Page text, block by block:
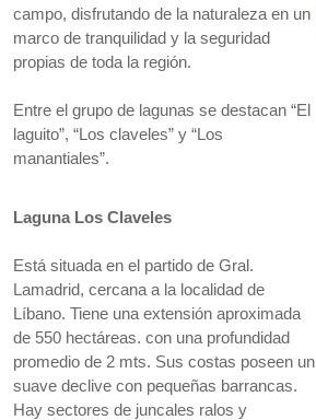
campo, disfrutando de la naturaleza en un
marco de tranquilidad y la seguridad
propias de toda la región.
Entre el grupo de lagunas se destacan “El
laguito”, “Los claveles” y “Los
manantiales”.
Laguna Los Claveles
Está situada en el partido de Gral.
Lamadrid, cercana a la localidad de
Líbano. Tiene una extensión aproximada
de 550 hectáreas. con una profundidad
promedio de 2 mts. Sus costas poseen un
suave declive con pequeñas barrancas.
Hay sectores de juncales ralos y